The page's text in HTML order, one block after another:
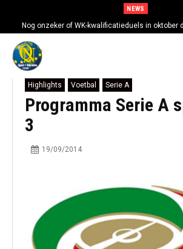
NEWS
Nog onzeker of WK-kwalificatieduels in oktober
boycot
Highlights Voetbal Serie A
Programma Serie A
3
19/09/2014